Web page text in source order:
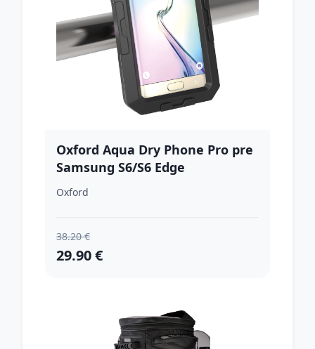
Oxford Aqua Dry Phone Pro pre
Samsung S6/S6 Edge
Oxford
38.20 €
29.90 €